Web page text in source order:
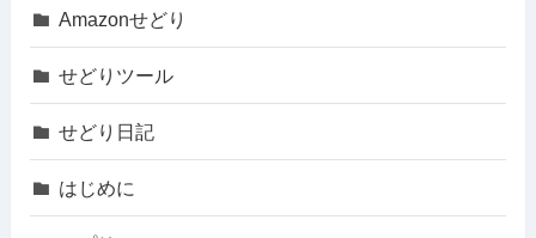
Amazonせどり
せどりツール
せどり日記
はじめに